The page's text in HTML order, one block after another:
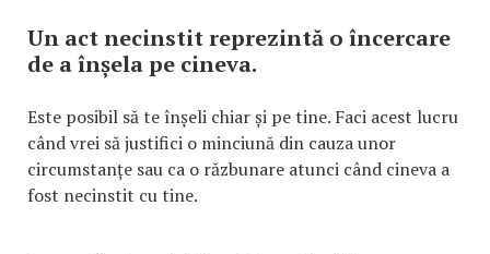
Un act necinstit reprezintă o încercare
de a înșela pe cineva.
Este posibil să te înșeli chiar și pe tine. Faci acest lucru
când vrei să justifici o minciună din cauza unor
circumstanțe sau ca o răzbunare atunci când cineva a
fost necinstit cu tine.